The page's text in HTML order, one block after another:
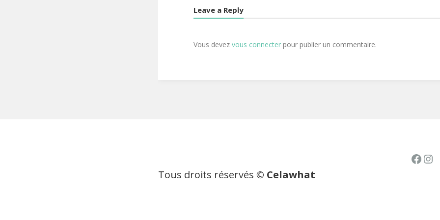
Leave a Reply
Vous devez vous connecter pour publier un commentaire.
Tous droits réservés © Celawhat